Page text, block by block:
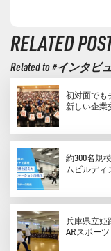
RELATED
Related to #インタビ
初対面でも
新しい企業
約300名規
ムビルデ
兵庫県立姫
ARスポー